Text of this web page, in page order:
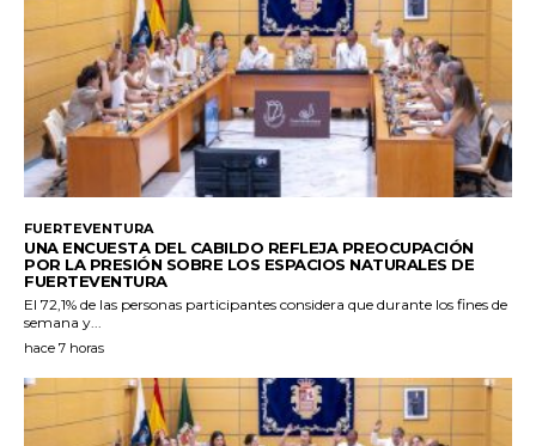
FUERTEVENTURA
UNA ENCUESTA DEL CABILDO REFLEJA PREOCUPACIÓN
POR LA PRESIÓN SOBRE LOS ESPACIOS NATURALES DE
FUERTEVENTURA
El 72,1% de las personas participantes considera que durante los fines de
semana y...
hace 7 horas